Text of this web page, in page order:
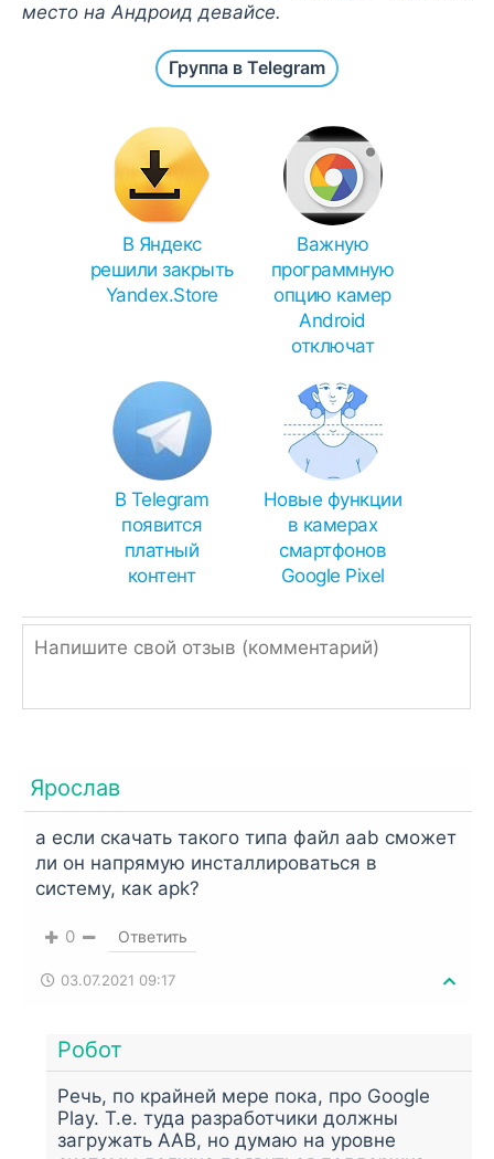
место на Андроид девайсе.
Группа в Telegram
В Яндекс
решили закрыть
Yandex.Store
Важную
программную
опцию камер
Android
отключат
В Telegram
появится
платный
контент
Новые функции
в камерах
смартфонов
Google Pixel
Ярослав
а если скачать такого типа файл aab сможет
ли он напрямую инсталлироваться в
систему, как apk?
0 Ответить
03.07.2021 09:17
Робот
Речь, по крайней мере пока, про Google
Play. Т.е. туда разработчики должны
загружать AAB, но думаю на уровне